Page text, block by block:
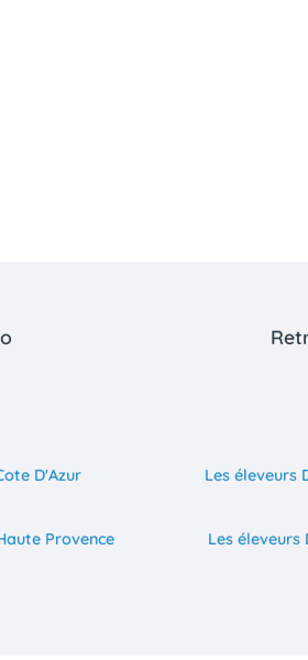
D'Azur
Provence
Les éleveurs
Les